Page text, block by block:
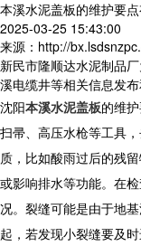
本溪水泥盖板的维护要
2025-03-25 15:43:00
来源：http://
新民市隆顺达水泥制品
溪电缆井等相关信息发
沈阳本溪水泥盖板的维
扫帚、高压水枪等工具
质，比如酸雨过后的残
或影响排水等功能。在
况。裂缝可能是由于地
起，若发现小裂缝要及